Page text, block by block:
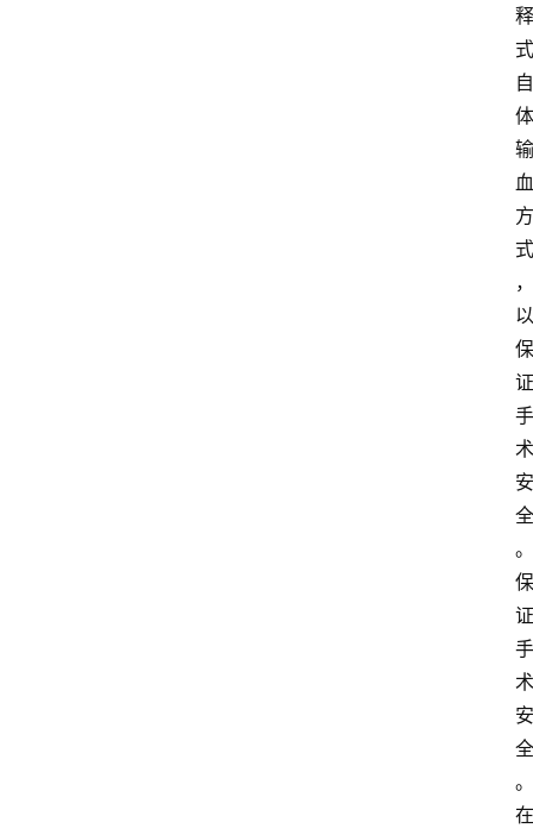
释
式
自
体
输
血
方
式
，
以
保
证
手
术
安
全
。
保
证
手
术
安
全
。
在